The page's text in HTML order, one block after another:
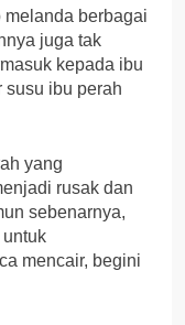
berbagai
juga tak
kepada ibu
susu ibu perah
yang
rusak dan
sebenarnya,
mencair, begini